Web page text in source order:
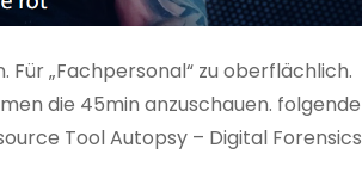
„Fachpersonal“ zu oberflächlich.
die 45min anzuschauen. folgende
Tool Autopsy – Digital Forensics